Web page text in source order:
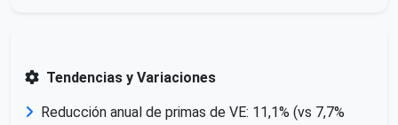
Tendencias y Variaciones
Reducción anual de primas de VE: 11,1% (vs 7,7%